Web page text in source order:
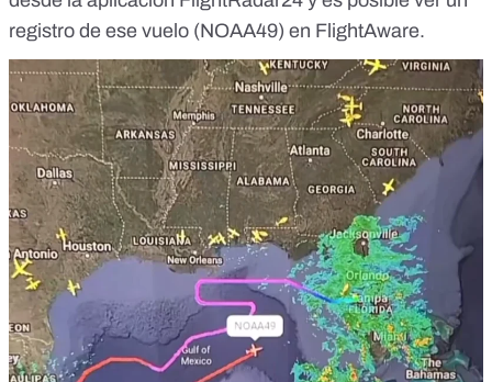
registro de ese vuelo (NOAA49) en FlightAware.